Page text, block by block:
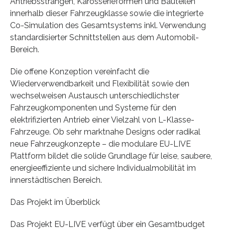
innerhalb dieser Fahrzeugklasse sowie die integrierte
Co-Simulation des Gesamtsystems inkl. Verwendung
standardisierter Schnittstellen aus dem Automobil-
Bereich.
Die offene Konzeption vereinfacht die
Wiederverwendbarkeit und Flexibilität sowie den
wechselweisen Austausch unterschiedlichster
Fahrzeugkomponenten und Systeme für den
elektrifizierten Antrieb einer Vielzahl von L-Klasse-
Fahrzeuge. Ob sehr marktnahe Designs oder radikal
neue Fahrzeugkonzepte – die modulare EU-LIVE
Plattform bildet die solide Grundlage für leise, saubere,
energieeffiziente und sichere Individualmobilität im
innerstädtischen Bereich.
Das Projekt im Überblick
Das Projekt EU-LIVE verfügt über ein Gesamtbudget